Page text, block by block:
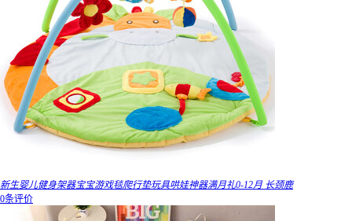
新生婴儿健身架器宝宝游戏毯爬行垫玩具哄娃神器满月礼0-12月 长颈鹿
0条评价